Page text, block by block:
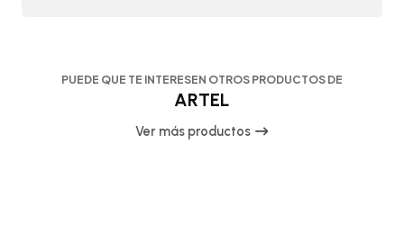
PUEDE QUE TE INTERESEN OTROS PRODUCTOS DE
ARTEL
Ver más productos